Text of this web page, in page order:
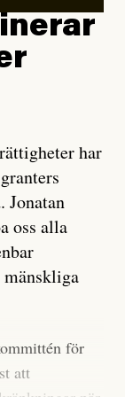
i delar av
vädret
El Niñon
Zeke
med stor
sedan
till och med
har
Jonatan
oss alla
för
att